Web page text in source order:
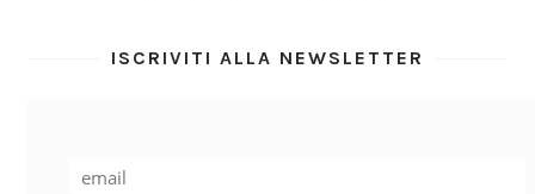
ISCRIVITI ALLA NEWSLETTER